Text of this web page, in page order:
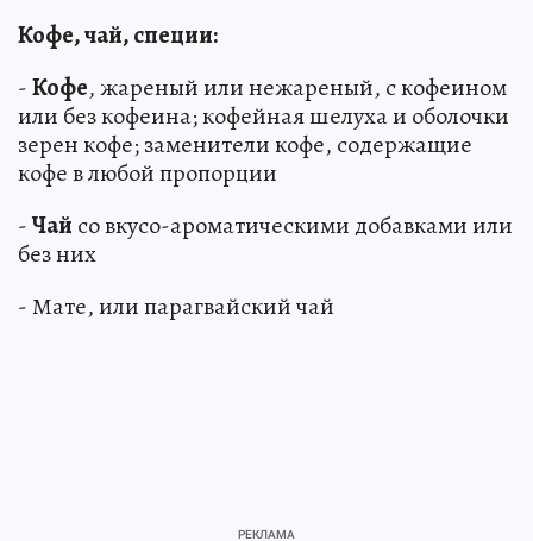
Кофе, чай, специи:
-Кофе, жареный или нежареный, с кофеином
или без кофеина; кофейная шелуха и оболочки
зерен кофе; заменители кофе, содержащие
кофе в любой пропорции
-Чай со вкусо-ароматическими добавками или
без них
- Мате, или парагвайский чай